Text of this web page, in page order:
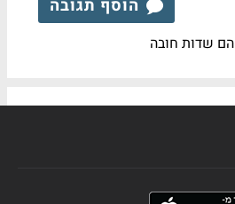
הוסף תגובה
הם שדות חובה